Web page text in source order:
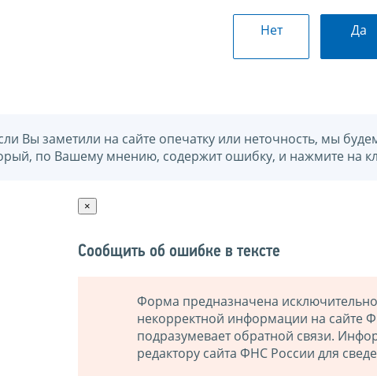
Нет Да
Вы заметили на сайте опечатку или неточность, мы
по Вашему мнению, содержит ошибку, и нажмите на
×
Сообщить об ошибке в тексте
Форма предназначена
некорректной информации на сайте
подразумевает обратной связи.
редактору сайта ФНС России для